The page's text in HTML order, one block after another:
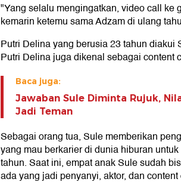
"Yang selalu mengingatkan, video call ke
kemarin ketemu sama Adzam di ulang
Putri Delina yang berusia 23 tahun diakui
Putri Delina juga dikenal sebagai content
Baca juga:
Jawaban Sule Diminta Rujuk,
Jadi Teman
Sebagai orang tua, Sule memberikan
yang mau berkarier di dunia hiburan
tahun. Saat ini, empat anak Sule sudah
ada yang jadi penyanyi, aktor, dan content